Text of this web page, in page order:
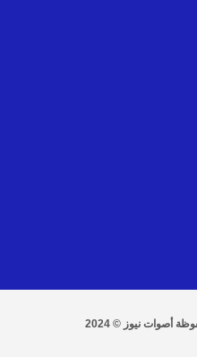
أصوات نيوز © 2024